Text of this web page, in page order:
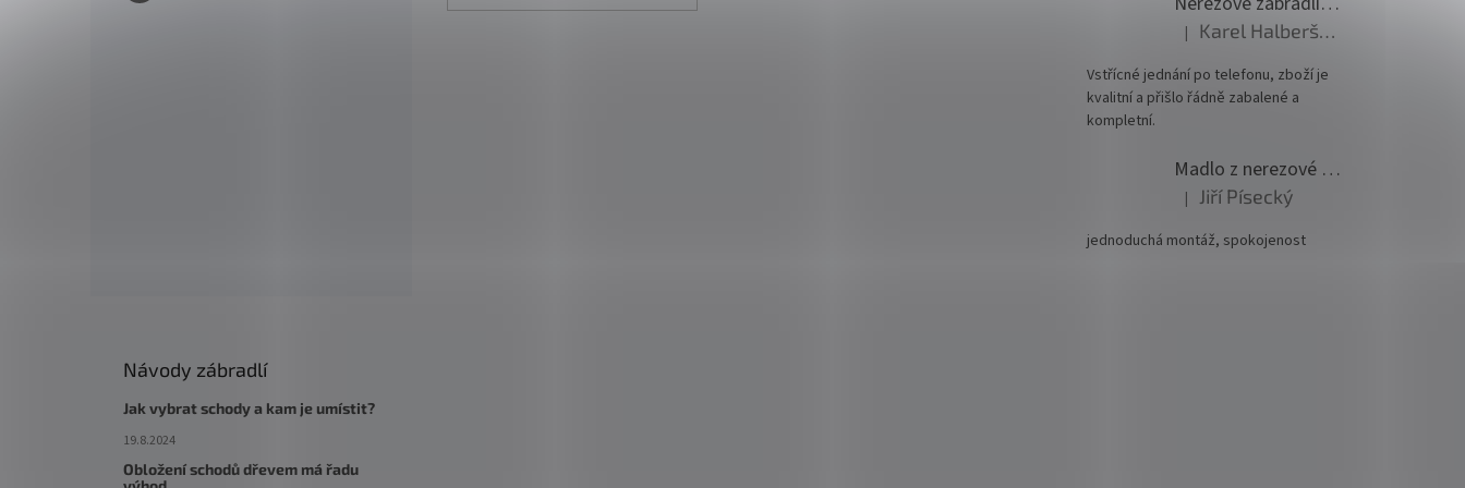
Hodnocení produktu je 5 z 5 hvězdiček.
| Karel Halberštádt
Vstřícné jednání po telefonu, zboží je
kvalitní a přišlo řádně zabalené a
kompletní.
Madlo z nerezové oceli pr. 42,4mm komplet - model 0116 - 3000mm
Hodnocení produktu je 5 z 5 hvězdiček.
| Jiří Písecký
jednoduchá montáž, spokojenost
Návody zábradlí
Jak vybrat schody a kam je umístit?
19.8.2024
Obložení schodů dřevem má řadu